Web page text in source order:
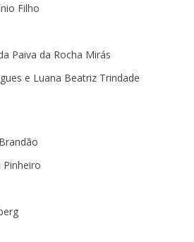
Filho
Paiva da Rocha Mirás
e Luana Beatriz Trindade
Pinheiro